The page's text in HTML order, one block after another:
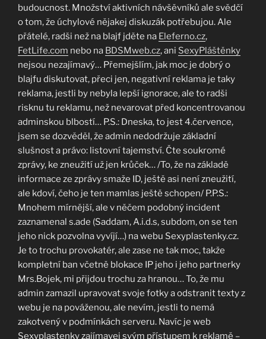
budoucnost. Množství aktivních návšěvníků ale svědčí
o tom, že úchylové nějakej diskuzák potřebujou. Ale
přátelé, radši než na blajf jděte na Eleferno.cz,
FetLife.com nebo na BDSMweb.cz, ani SexyPláštěnky
nejsou nezajímavý… Přemejšlím, jak moc je dobrý o
blajfu diskutovat, přeci jen, negativní reklama je taky
reklama, jestli by nebyla lepší ignorace, ale to radši
risknu tu reklamu, než nevarovat před koncentrovanou
adminskou blbostí… P.S.: Dneska, to jest 4.července,
jsem se dozvěděl, že admin nedodržuje základní
slušnost a právo: listovní tajemství. Čte soukromé
zprávy, ke zneužití už jen krůček… /To, že na základě
informace ze zprávy smaže ID, ještě asi není zneužití,
ale kdoví, čeho je ten mamlas ještě schopen/ P.P.S.:
Mnohem mírnější, ale v něčem podobný incident
zaznamenal s.ade (Saddam, A.i.d.s, subdom, on se ten
jeho nick pozvolna vyvíjí…) na webu Sexyplastenky.cz.
Je to trochu provokatér, ale zase ne tak moc, takže
kompletní ban včetně blokace IP jeho i jeho partnerky
Mrs.Bojek, mi přijdou trochu za hranou… To, že mu
admin zamazil upravovat svoje fotky a odstranit texty z
webu je na pováženou, ale nevím, jestli to nemá
zakotvený v podmínkách serveru. Navíc je web
Sexyplastenky zajímavej svým přístupem k reklamě –